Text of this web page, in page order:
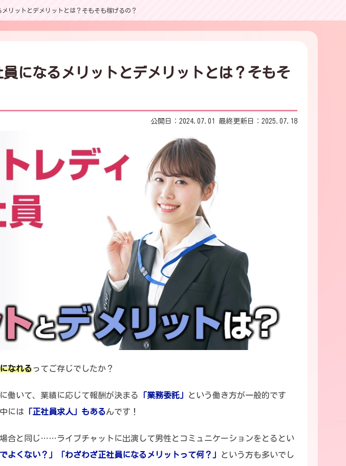
リットとデメリットとは？そもそも稼げるの？
になるメリットとデメリットとは？そもそ
公開日：2024.07.01 最終更新日：2025.07.18
なれるってご存じでしたか？
働いて、業績に応じて報酬が決まる 「業務委託」
という働き方が一般的です
には 「正社員求人」もあるんです！
合と同じ……ライブチャットに出演して男性とコミュニケーションをとるとい
よくない？」「わざわざ正社員になるメリットって何？」
という方も多いでし